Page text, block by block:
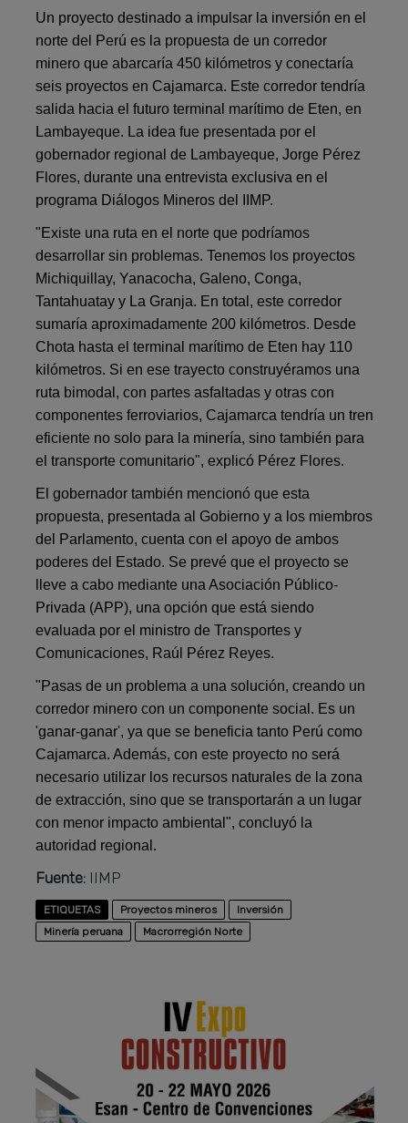
Un proyecto destinado a impulsar la inversión en el
norte del Perú es la propuesta de un corredor
minero que abarcaría 450 kilómetros y conectaría
seis proyectos en Cajamarca. Este corredor tendría
salida hacia el futuro terminal marítimo de Eten, en
Lambayeque. La idea fue presentada por el
gobernador regional de Lambayeque, Jorge Pérez
Flores, durante una entrevista exclusiva en el
programa Diálogos Mineros del IIMP.
"Existe una ruta en el norte que podríamos
desarrollar sin problemas. Tenemos los proyectos
Michiquillay, Yanacocha, Galeno, Conga,
Tantahuatay y La Granja. En total, este corredor
sumaría aproximadamente 200 kilómetros. Desde
Chota hasta el terminal marítimo de Eten hay 110
kilómetros. Si en ese trayecto construyéramos una
ruta bimodal, con partes asfaltadas y otras con
componentes ferroviarios, Cajamarca tendría un tren
eficiente no solo para la minería, sino también para
el transporte comunitario", explicó Pérez Flores.
El gobernador también mencionó que esta
propuesta, presentada al Gobierno y a los miembros
del Parlamento, cuenta con el apoyo de ambos
poderes del Estado. Se prevé que el proyecto se
lleve a cabo mediante una Asociación Público-
Privada (APP), una opción que está siendo
evaluada por el ministro de Transportes y
Comunicaciones, Raúl Pérez Reyes.
"Pasas de un problema a una solución, creando un
corredor minero con un componente social. Es un
'ganar-ganar', ya que se beneficia tanto Perú como
Cajamarca. Además, con este proyecto no será
necesario utilizar los recursos naturales de la zona
de extracción, sino que se transportarán a un lugar
con menor impacto ambiental", concluyó la
autoridad regional.
Fuente: IIMP
ETIQUETAS Proyectos mineros
Inversión
Minería peruana
Macrorregión Norte